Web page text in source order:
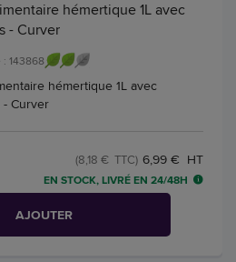
hémertique 1L avec
- Curver
143868
hémertique 1L avec
Curver
6,99 € HT
(8,18 € TTC)
EN STOCK, LIVRÉ EN 24/48H
AJOUTER